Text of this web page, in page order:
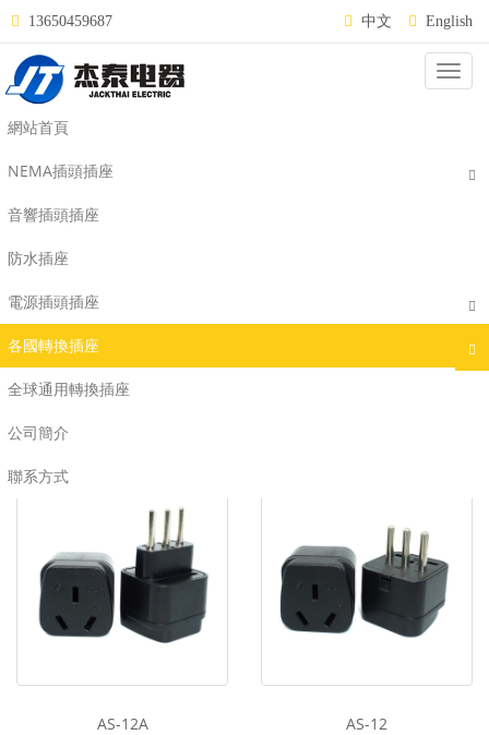
13650459687 中文 English
網站首頁
NEMA插頭插座
音響插頭插座
防水插座
電源插頭插座
各國轉換插座
全球通用轉換插座
公司簡介
聯系方式
AS澳洲插孔系列
AS-12A AS-12